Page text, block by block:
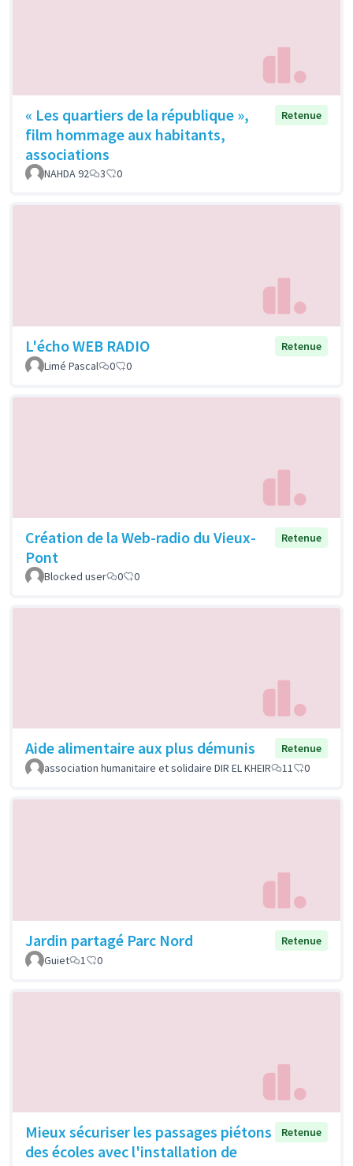
« Les quartiers de la république »,
film hommage aux habitants,
associations
Retenue
NAHDA 92 3 0
L'écho WEB RADIO
Retenue
Limé Pascal
0 0
Création de la Web-radio du Vieux-
Pont
Retenue
Blocked user 0 0
Aide alimentaire aux plus démunis
Retenue
association humanitaire et solidaire DIR EL KHEIR
11 0
Jardin partagé Parc Nord
Retenue
Guiet
1 0
Mieux sécuriser les passages piétons
des écoles avec l'installation de
Retenue